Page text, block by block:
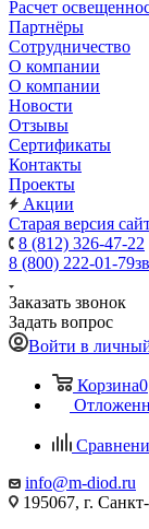
Расчет
Партнёры
Cотрудничество
О компании
О компании
Новости
Отзывы
Сертификаты
Контакты
Проекты
Акции
Старая версия
8 (812) 326-47-22
8 (800) 222-01-79
Заказать звонок
Задать вопрос
Войти в
Корзина0
info@m-diod.ru
195067, г.